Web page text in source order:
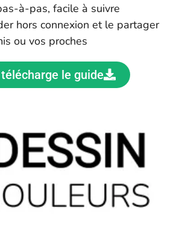
à-pas, facile à suivre
hors connexion et le partager
ou vos proches
le guide